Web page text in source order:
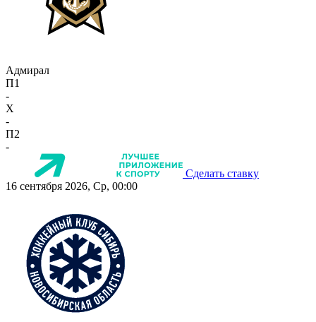
Адмирал
П1
-
X
-
П2
-
Сделать ставку
16 сентября 2026, Ср, 00:00